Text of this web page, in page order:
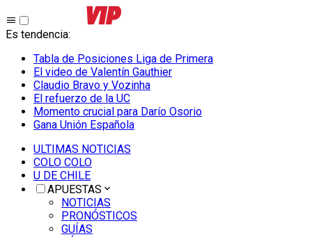
Es tendencia:
Tabla de Posiciones Liga de Primera
El video de Valentín Gauthier
Claudio Bravo y Vozinha
El refuerzo de la UC
Momento crucial para Darío Osorio
Gana Unión Española
ULTIMAS NOTICIAS
COLO COLO
U DE CHILE
APUESTAS
NOTICIAS
PRONÓSTICOS
GUÍAS